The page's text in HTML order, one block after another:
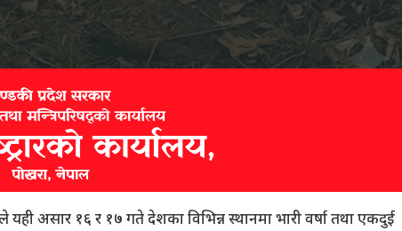
यही असार १६ र १७ गते देशका विभिन्न स्थानमा भारी वर्षा तथा एकदुई